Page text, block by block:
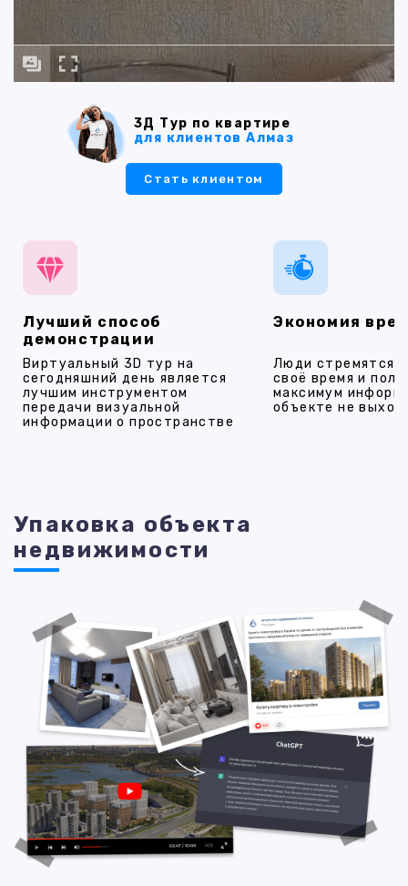
3Д Тур по квартире
для клиентов Алмаз
Стать клиентом
Лучший способ
демонстрации
Виртуальный 3D тур на
сегодняшний день является
лучшим инструментом
передачи визуальной
информации о пространстве
Экономия
Люди стремятся
своё время и
максимум
объекте не
Упаковка объекта
недвижимости